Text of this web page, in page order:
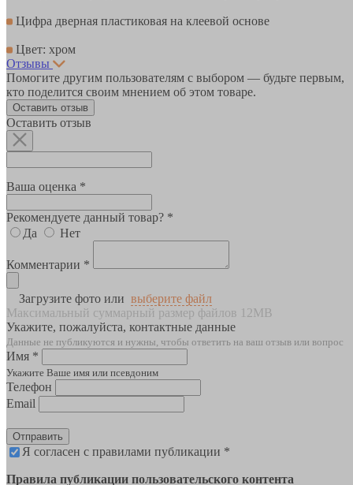
Цифра дверная пластиковая на клеевой основе
Цвет: хром
Отзывы
Помогите другим пользователям с выбором — будьте первым,
кто поделится своим мнением об этом товаре.
Оставить отзыв
Оставить отзыв
Ваша оценка *
Рекомендуете данный товар? *
Да
Нет
Комментарии *
Загрузите фото или выберите файл
Максимальный суммарный размер файлов 12MB
Укажите, пожалуйста, контактные данные
Данные не публикуются и нужны, чтобы ответить на ваш отзыв или вопрос
Имя *
Укажите Ваше имя или псевдоним
Телефон
Email
Отправить
Я согласен с правилами публикации *
Правила публикации пользовательского контента